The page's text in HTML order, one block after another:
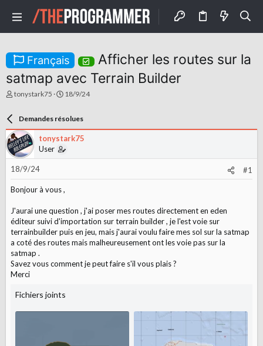
Français
Afficher les routes sur la
satmap avec Terrain Builder
A
u
r
d
e
a
d
s
c
u
s
s
i
o
n
tonystark75
D
e
d
e
d
é
u
18/9/24
Demandes résolues
tonystark75
User
18/9/24 #1
Bonjour à vous ,
J'aurai une question , j'ai poser mes routes directement en eden
éditeur suivi d'importation sur terrain builder , je l'est voie sur
terrainbuilder puis en jeu, mais j'aurai voulu faire mes sol sur la satmap
a coté des routes mais malheureusement ont les voie pas sur la
satmap .
Savez vous comment je peut faire s'il vous plais ?
Merci
Fichiers joints